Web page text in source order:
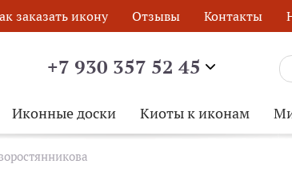
заказать икону Отзывы Контакты
+7 930 357 52 45
Иконные доски Киоты к иконам